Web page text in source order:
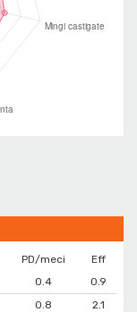
PD/meci
Eff
0.4
0.9
0.8 2.1